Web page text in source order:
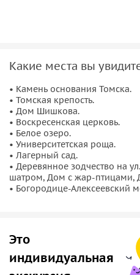
По желанию экскурсантов
другими
озеро,Татарская слобода,
заходом всувенирную лавку
Какие места вы
• Камень основания Томска.
• Томская крепость.
• Дом Шишкова.
• Воскресенская церковь.
• Белое озеро.
• Университетская роща.
• Лагерный сад.
• Деревянное зодчество на
шатром, Дом с жар-птицами,
• Богородице-Алексеевский
Это
индивидуальная